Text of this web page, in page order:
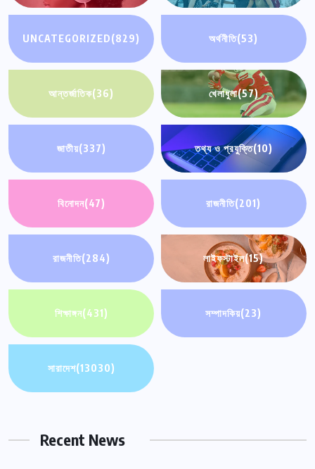
UNCATEGORIZED(829) অর্থনীতি(53)
আন্তর্জাতিক(36) খেলাধুলা(57)
জাতীয়(337) তথ্য ও প্রযুক্তি(10)
বিনোদন(47) রাজনীতি(201)
রাজনীতি(284) লাইফস্টাইল(15)
শিক্ষাঙ্গন(431) সম্পাদকিয়(23)
সারাদেশ(13030)
Recent News